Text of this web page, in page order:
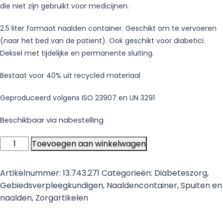
die niet zijn gebruikt voor medicijnen.
2.5 liter formaat naalden container. Geschikt om te vervoeren
(naar het bed van de patient). Ook geschikt voor diabetici.
Deksel met tijdelijke en permanente sluiting.
Bestaat voor 40% uit recycled materiaal
Geproduceerd volgens ISO 23907 en UN 3291
Beschikbaar via nabestelling
Naaldencontainer
Sharpsguard
Eco
2.5
liter
aantal
Toevoegen aan winkelwagen
Artikelnummer: 13.743.271 Categorieën: Diabeteszorg,
Gebiedsverpleegkundigen, Naaldencontainer,Spuiten en
naalden, Zorgartikelen